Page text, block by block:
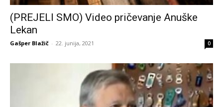
(PREJELI SMO) Video pričevanje Anuške
Lekan
Gašper Blažič - 22. junija, 2021 0